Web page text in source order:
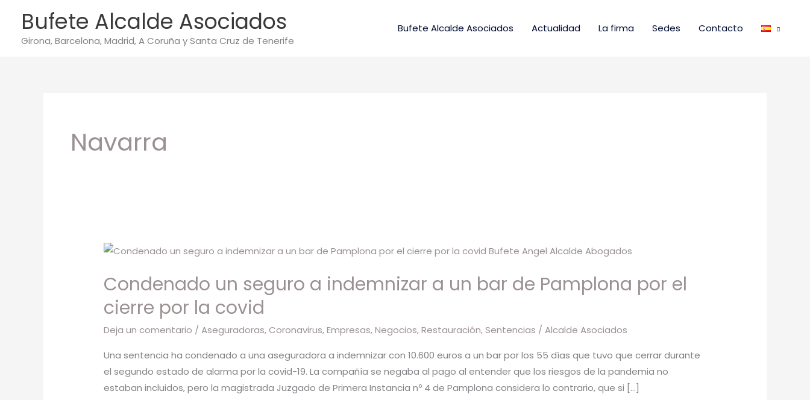
contenido
Bufete Alcalde Asociados
Girona, Barcelona, Madrid, A Coruña y Santa Cruz de Tenerife
Bufete Alcalde Asociados Actualidad La firma Sedes Contacto
Navarra
Condenado un seguro a indemnizar a un bar de Pamplona por el
cierre por la covid
Deja un comentario /Aseguradoras,Coronavirus,Empresas,Negocios,Restauración,Sentencias /Alcalde Asociados
Una sentencia ha condenado a una aseguradora a indemnizar con 10.600 euros a un bar por los 55 días que tuvo que cerrar durante
el segundo estado de alarma por la covid-19. La compañía se negaba al pago al entender que los riesgos de la pandemia no
estaban incluidos, pero la magistrada Juzgado de Primera Instancia nº 4 de Pamplona considera lo contrario, que si […]
Condenado
seguro
indemnizar
a